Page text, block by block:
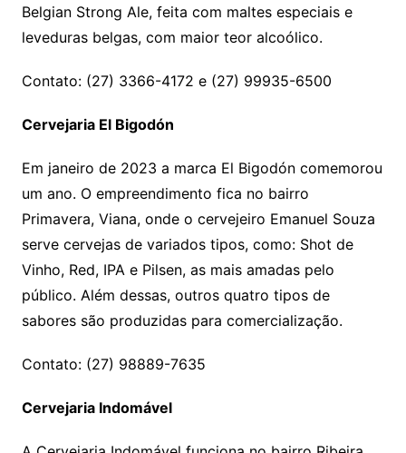
Belgian Strong Ale, feita com maltes especiais e
leveduras belgas, com maior teor alcoólico.
Contato: (27) 3366-4172 e (27) 99935-6500
Cervejaria El Bigodón
Em janeiro de 2023 a marca El Bigodón comemorou
um ano. O empreendimento fica no bairro
Primavera, Viana, onde o cervejeiro Emanuel Souza
serve cervejas de variados tipos, como: Shot de
Vinho, Red, IPA e Pilsen, as mais amadas pelo
público. Além dessas, outros quatro tipos de
sabores são produzidas para comercialização.
Contato: (27) 98889-7635
Cervejaria Indomável